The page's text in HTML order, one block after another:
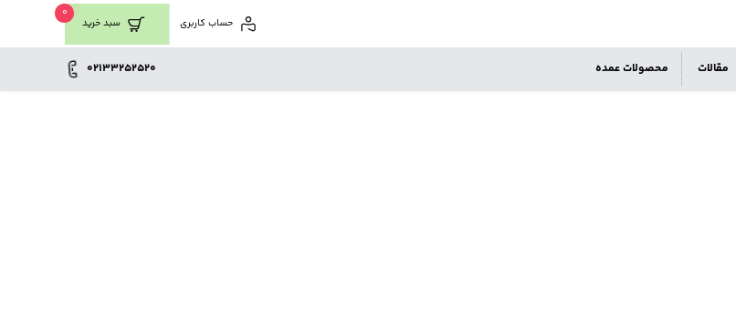
سبد خرید
0
حساب کاربری
مقالات محصولات عمده 02133252520